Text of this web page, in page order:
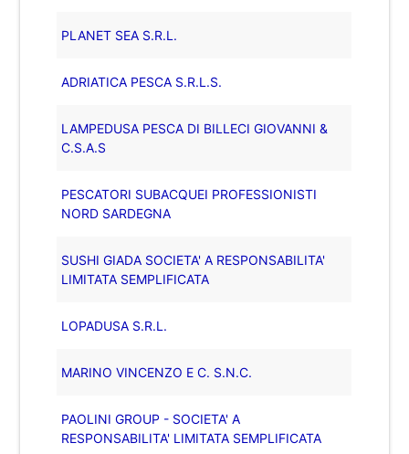
PLANET SEA S.R.L.
ADRIATICA PESCA S.R.L.S.
LAMPEDUSA PESCA DI BILLECI GIOVANNI &
C.S.A.S
PESCATORI SUBACQUEI PROFESSIONISTI
NORD SARDEGNA
SUSHI GIADA SOCIETA' A RESPONSABILITA'
LIMITATA SEMPLIFICATA
LOPADUSA S.R.L.
MARINO VINCENZO E C. S.N.C.
PAOLINI GROUP - SOCIETA' A
RESPONSABILITA' LIMITATA SEMPLIFICATA